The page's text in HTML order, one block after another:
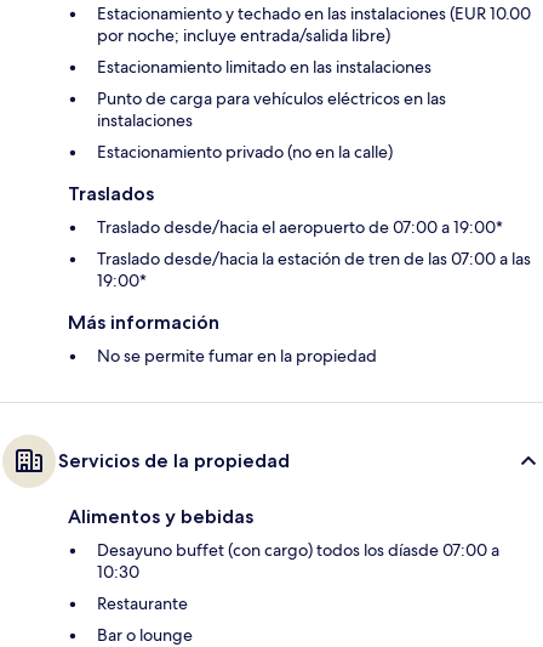
Estacionamiento y techado en las instalaciones (EUR 10.00
por noche; incluye entrada/salida libre)
Estacionamiento limitado en las instalaciones
Punto de carga para vehículos eléctricos en las
instalaciones
Estacionamiento privado (no en la calle)
Traslados
Traslado desde/hacia el aeropuerto de 07:00 a 19:00*
Traslado desde/hacia la estación de tren de las 07:00 a las
19:00*
Más información
No se permite fumar en la propiedad
Servicios de la propiedad
Alimentos y bebidas
Desayuno buffet (con cargo) todos los díasde 07:00 a
10:30
Restaurante
Bar o lounge